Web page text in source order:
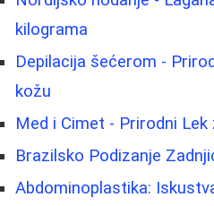
kilograma
Depilacija šećerom -
kožu
Med i Cimet - Prirodni
Brazilsko Podizanje
Abdominoplastika: